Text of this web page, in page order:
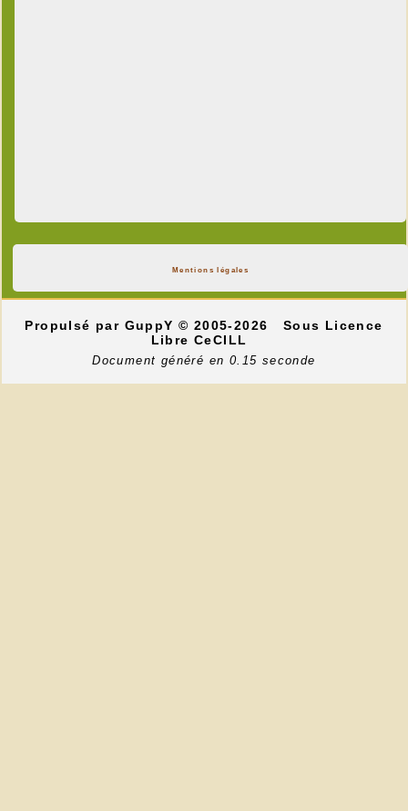
Mentions légales
Propulsé par GuppY© 2005-2026
Sous Licence
Libre CeCILL
Document généré en 0.15 seconde